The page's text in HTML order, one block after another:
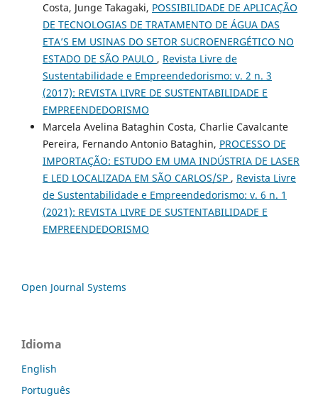
Costa, Junge Takagaki, POSSIBILIDADE DE APLICAÇÃO
DE TECNOLOGIAS DE TRATAMENTO DE ÁGUA DAS
ETA’S EM USINAS DO SETOR SUCROENERGÉTICO NO
ESTADO DE SÃO PAULO , Revista Livre de
Sustentabilidade e Empreendedorismo: v. 2 n. 3
(2017): REVISTA LIVRE DE SUSTENTABILIDADE E
EMPREENDEDORISMO
Marcela Avelina Bataghin Costa, Charlie Cavalcante
Pereira, Fernando Antonio Bataghin, PROCESSO DE
IMPORTAÇÃO: ESTUDO EM UMA INDÚSTRIA DE LASER
E LED LOCALIZADA EM SÃO CARLOS/SP , Revista Livre
de Sustentabilidade e Empreendedorismo: v. 6 n. 1
(2021): REVISTA LIVRE DE SUSTENTABILIDADE E
EMPREENDEDORISMO
Open Journal Systems
Idioma
English
Português